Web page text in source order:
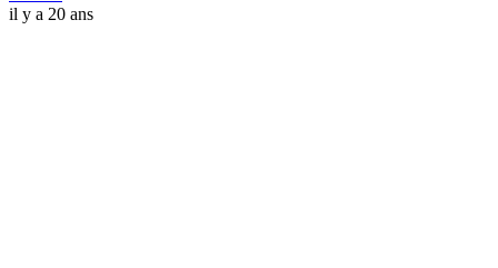
il y a 20 ans